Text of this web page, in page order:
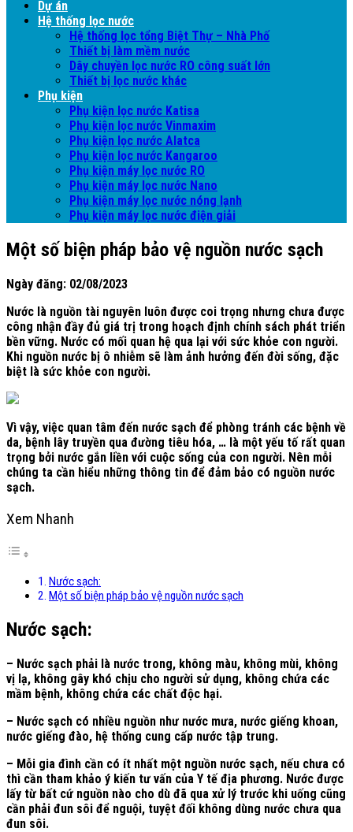
Dự án
Hệ thống lọc nước
Hệ thống lọc tổng Biệt Thự – Nhà Phố
Thiết bị làm mềm nước
Dây chuyền lọc nước RO công suất lớn
Thiết bị lọc nước khác
Phụ kiện
Phụ kiện lọc nước Katisa
Phụ kiện lọc nước Vinmaxim
Phụ kiện lọc nước Alatca
Phụ kiện lọc nước Kangaroo
Phụ kiện máy lọc nước RO
Phụ kiện máy lọc nước Nano
Phụ kiện máy lọc nước nóng lạnh
Phụ kiện máy lọc nước điện giải
Một số biện pháp bảo vệ nguồn nước sạch
Ngày đăng: 02/08/2023
Nước là nguồn tài nguyên luôn được coi trọng nhưng chưa được
công nhận đầy đủ giá trị trong hoạch định chính sách phát triển
bền vững. Nước có mối quan hệ qua lại với sức khỏe con người.
Khi nguồn nước bị ô nhiễm sẽ làm ảnh hưởng đến đời sống, đặc
biệt là sức khỏe con người.
Vì vậy, việc quan tâm đến nước sạch để phòng tránh các bệnh về
da, bệnh lây truyền qua đường tiêu hóa, … là một yếu tố rất quan
trọng bởi nước gắn liền với cuộc sống của con người. Nên mỗi
chúng ta cần hiểu những thông tin để đảm bảo có nguồn nước
sạch.
Xem Nhanh
Nước sạch:
Một số biện pháp bảo vệ nguồn nước sạch
Nước sạch:
– Nước sạch phải là nước trong, không màu, không mùi, không
vị lạ, không gây khó chịu cho người sử dụng, không chứa các
mầm bệnh, không chứa các chất độc hại.
– Nước sạch có nhiều nguồn như nước mưa, nước giếng khoan,
nước giếng đào, hệ thống cung cấp nước tập trung.
– Mỗi gia đình cần có ít nhất một nguồn nước sạch, nếu chưa có
thì cần tham khảo ý kiến tư vấn của Y tế địa phương. Nước được
lấy từ bất cứ nguồn nào cho dù đã qua xử lý trước khi uống cũng
cần phải đun sôi để nguội, tuyệt đối không dùng nước chưa qua
đun sôi.